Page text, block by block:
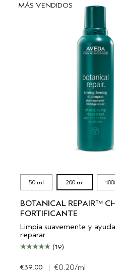
MÁS VENDIDOS
50 ml 200 ml
BOTANICAL REPAIR™
FORTIFICANTE
Limpia suavemente y
reparar
(19)
€39.00 | €0.20/ml